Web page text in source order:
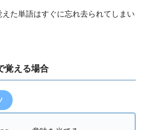
た単語はすぐに忘れ去られてしまい
覚える場合